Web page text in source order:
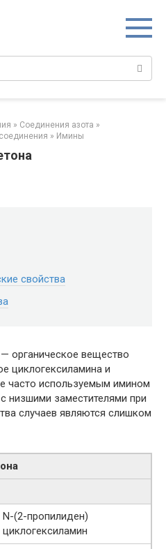
» Соединения азота »
» Имины‎
свойства
органическое вещество
циклогексиламина и
часто используемым имином
низшими заместителями при
случаев являются слишком
N-​​(2-​пропилиден)​
циклогексиламин